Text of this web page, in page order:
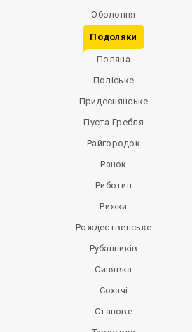
Оболоння
Подоляки
Поляна
Поліське
Придеснянське
Пуста Гребля
Райгородок
Ранок
Риботин
Рижки
Рождественське
Рубанників
Синявка
Сохачі
Станове